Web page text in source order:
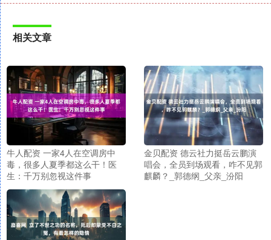
相关文章
牛人配资 一家4人在空调房中
毒，很多人夏季都这么干！医
生：千万别忽视这件事
金贝配资 德云社力挺岳云鹏演
唱会，全员到场观看，咋不见郭
麒麟？_郭德纲_父亲_汾阳